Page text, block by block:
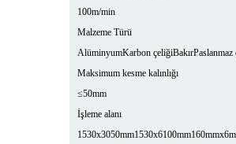
100m/min
Malzeme Türü
AlüminyumKarbon çeliğiBakırPaslanmaz
Maksimum kesme kalınlığı
≤50mm
İşleme alanı
1530x3050mm1530x6100mm160mmx6m